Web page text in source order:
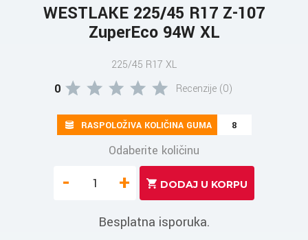
WESTLAKE 225/45 R17 Z-107
ZuperEco 94W XL
225/45 R17 XL
0 Recenzije (0)
RASPOLOŽIVA KOLIČINA GUMA 8
Odaberite količinu
- +
Besplatna isporuka.